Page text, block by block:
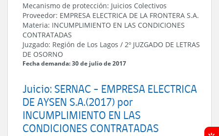
Mecanismo de protección: Juicios Colectivos
Proveedor: EMPRESA ELECTRICA DE LA FRONTERA S.A.
Materia: INCUMPLIMIENTO EN LAS CONDICIONES
CONTRATADAS
Juzgado: Región de Los Lagos / 2º JUZGADO DE LETRAS
DE OSORNO
Fecha demanda: 30 de julio de 2017
Juicio: SERNAC - EMPRESA ELECTRICA
DE AYSEN S.A.(2017) por
INCUMPLIMIENTO EN LAS
CONDICIONES CONTRATADAS